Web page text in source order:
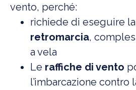
vento, perché:
richiede di eseguire la
retromarcia,
a vela
Le raffiche di vento
l’imbarcazione contro